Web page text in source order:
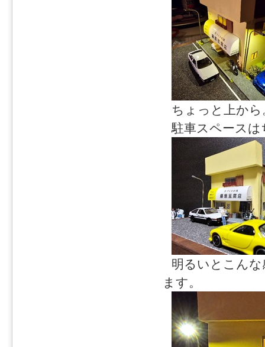
ちょっと上か
駐車スペースは
明るいとこん
ます。